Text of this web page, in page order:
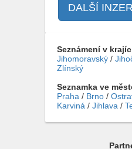
DALŠÍ
Seznámení v
Jihomoravský /
Zlínský
Seznamka ve
Praha / Brno /
Karviná / Jihlava /